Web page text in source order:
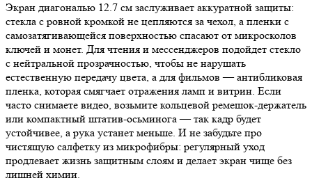
Экран диагональю 12.7 см заслуживает аккуратной защиты:
стекла с ровной кромкой не цепляются за чехол, а пленки с
самозатягивающейся поверхностью спасают от микросколов
ключей и монет. Для чтения и мессенджеров подойдет стекло
с нейтральной прозрачностью, чтобы не нарушать
естественную передачу цвета, а для фильмов — антибликовая
пленка, которая смягчает отражения ламп и витрин. Если
часто снимаете видео, возьмите кольцевой ремешок-держатель
или компактный штатив-осьминога — так кадр будет
устойчивее, а рука устанет меньше. И не забудьте про
чистящую салфетку из микрофибры: регулярный уход
продлевает жизнь защитным слоям и делает экран чище без
лишней химии.